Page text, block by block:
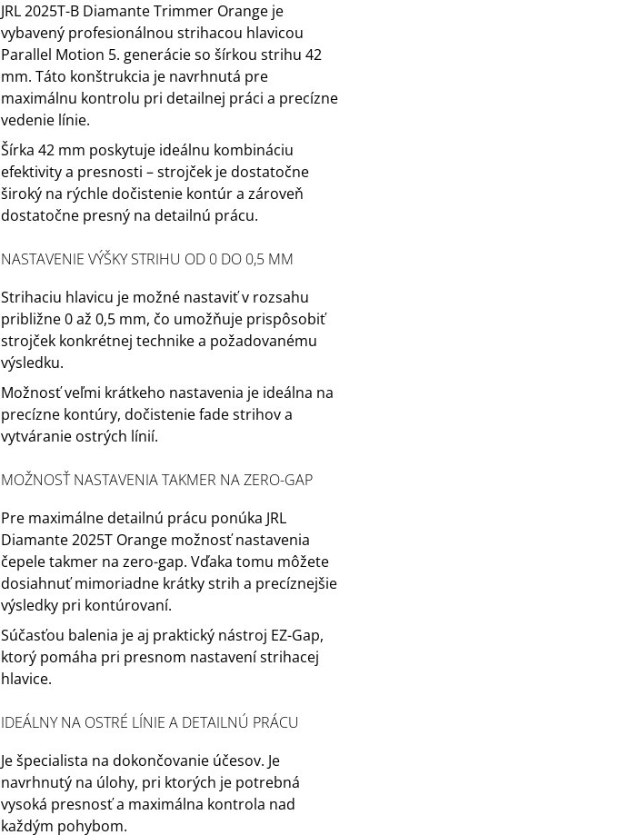
JRL 2025T-B Diamante Trimmer Orange je
vybavený profesionálnou strihacou hlavicou
Parallel Motion 5. generácie so šírkou strihu 42
mm. Táto konštrukcia je navrhnutá pre
maximálnu kontrolu pri detailnej práci a precízne
vedenie línie.
Šírka 42 mm poskytuje ideálnu kombináciu
efektivity a presnosti – strojček je dostatočne
široký na rýchle dočistenie kontúr a zároveň
dostatočne presný na detailnú prácu.
NASTAVENIE VÝŠKY STRIHU OD 0 DO 0,5 MM
Strihaciu hlavicu je možné nastaviť v rozsahu
približne 0 až 0,5 mm, čo umožňuje prispôsobiť
strojček konkrétnej technike a požadovanému
výsledku.
Možnosť veľmi krátkeho nastavenia je ideálna na
precízne kontúry, dočistenie fade strihov a
vytváranie ostrých línií.
MOŽNOSŤ NASTAVENIA TAKMER NA ZERO-GAP
Pre maximálne detailnú prácu ponúka JRL
Diamante 2025T Orange možnosť nastavenia
čepele takmer na zero-gap. Vďaka tomu môžete
dosiahnuť mimoriadne krátky strih a precíznejšie
výsledky pri kontúrovaní.
Súčasťou balenia je aj praktický nástroj EZ-Gap,
ktorý pomáha pri presnom nastavení strihacej
hlavice.
IDEÁLNY NA OSTRÉ LÍNIE A DETAILNÚ PRÁCU
Je špecialista na dokončovanie účesov. Je
navrhnutý na úlohy, pri ktorých je potrebná
vysoká presnosť a maximálna kontrola nad
každým pohybom.